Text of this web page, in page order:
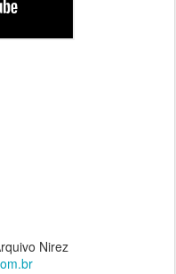
Nirez